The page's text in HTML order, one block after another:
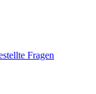
Fragen